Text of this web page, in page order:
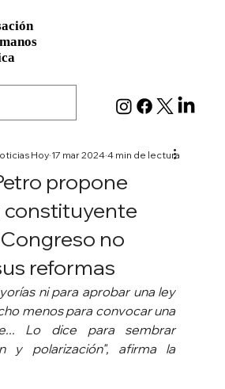
propone
constituyente
no
reformas
Hoy 17 mar 2024 4 min de lectura
ni para aprobar una ley
menos para convocar una
Lo dice para sembrar
y polarización", afirma la